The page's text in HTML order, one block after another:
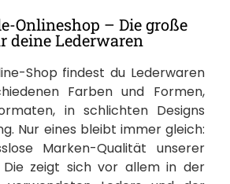
Onlineshop – Die große
deine Lederwaren
Shop findest du Lederwaren
Farben und Formen,
in schlichten Designs
Nur eines bleibt immer gleich:
Marken-Qualität unserer
Die zeigt sich vor allem in der